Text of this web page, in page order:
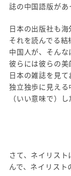
誌の中国語版があ
日本の出版社も海
それを読んでる
中国人が、そんな
彼らには彼らの美
日本の雑誌を見て
独立独歩に見え
（いい意味で）
さて、ネイリス
んで、ネイリスト